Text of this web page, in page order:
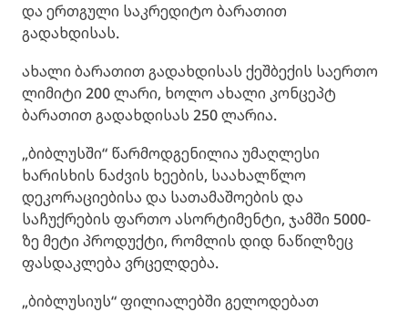
და ერთგული საკრედიტო ბარათით
გადახდისას.
ახალი ბარათით გადახდისას ქეშბექის საერთო
ლიმიტი 200 ლარი, ხოლო ახალი კონცეპტ
ბარათით გადახდისას 250 ლარია.
„ბიბლუსში“ წარმოდგენილია უმაღლესი
ხარისხის ნაძვის ხეების, საახალწლო
დეკორაციებისა და სათამაშოების და
საჩუქრების ფართო ასორტიმენტი, ჯამში 5000-
ზე მეტი პროდუქტი, რომლის დიდ ნაწილზეც
ფასდაკლება ვრცელდება.
„ბიბლუსიუს“ ფილიალებში გელოდებათ